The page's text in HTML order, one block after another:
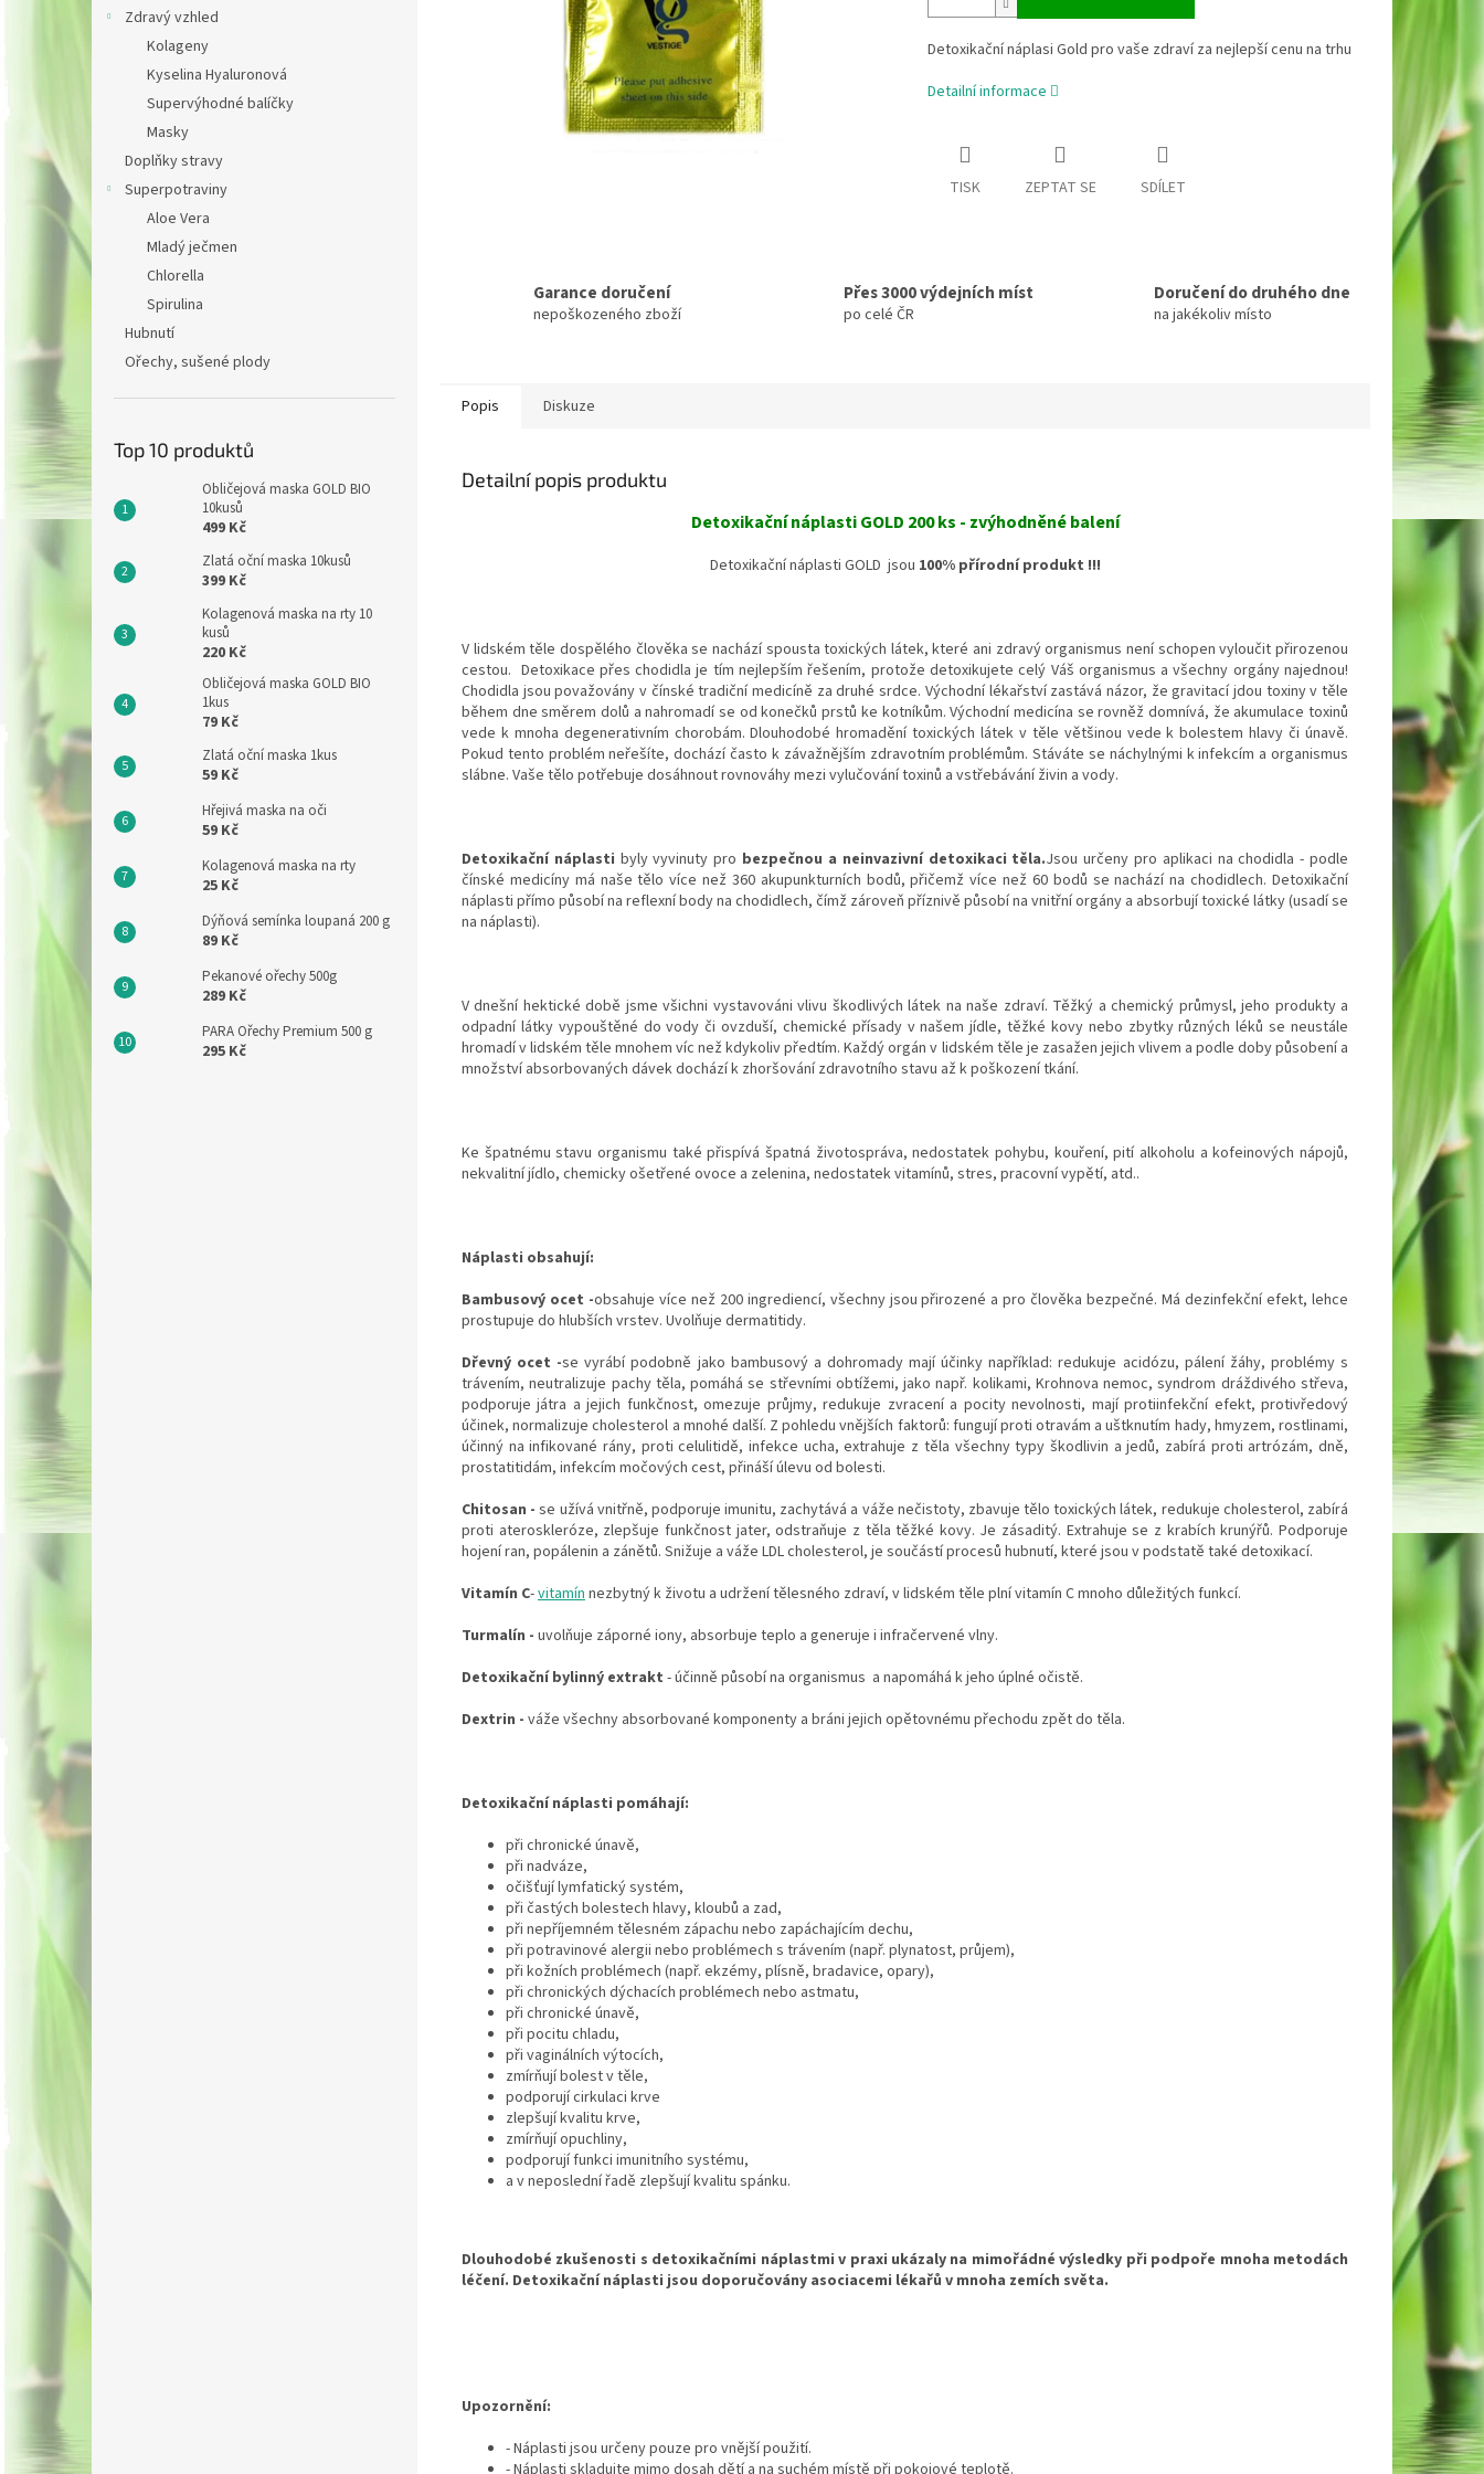
Zdravý vzhled
Kolageny
Kyselina Hyaluronová
Supervýhodné balíčky
Masky
Doplňky stravy
Superpotraviny
Aloe Vera
Mladý ječmen
Chlorella
Spirulina
Hubnutí
Ořechy, sušené plody
Top 10 produktů
Obličejová maska GOLD BIO
10kusů
499 Kč
Zlatá oční maska 10kusů
399 Kč
Kolagenová maska na rty 10
kusů
220 Kč
Obličejová maska GOLD BIO
1kus
79 Kč
Zlatá oční maska 1kus
59 Kč
Hřejivá maska na oči
59 Kč
Kolagenová maska na rty
25 Kč
Dýňová semínka loupaná 200 g
89 Kč
Pekanové ořechy 500g
289 Kč
PARA Ořechy Premium 500 g
295 Kč
Detoxikační náplasi Gold pro vaše zdraví za nejlepší cenu na trhu
Detailní informace
TISK ZEPTAT SE SDÍLET
Garance doručení
nepoškozeného zboží
Přes 3000 výdejních míst
po celé ČR
Doručení do druhého dne
na jakékoliv místo
Popis Diskuze
Detailní popis produktu
Detoxikační náplasti GOLD 200 ks - zvýhodněné balení
Detoxikační náplasti GOLD jsou 100% přírodní produkt !!!
V lidském těle dospělého člověka se nachází spousta toxických látek, které ani zdravý organismus není schopen vyloučit přirozenou
cestou. Detoxikace přes chodidla je tím nejlepším řešením, protože detoxikujete celý Váš organismus a všechny orgány najednou!
Chodidla jsou považovány v čínské tradiční medicíně za druhé srdce. Východní lékařství zastává názor, že gravitací jdou toxiny v těle
během dne směrem dolů a nahromadí se od konečků prstů ke kotníkům. Východní medicína se rovněž domnívá, že akumulace toxinů
vede k mnoha degenerativním chorobám. Dlouhodobé hromadění toxických látek v těle většinou vede k bolestem hlavy či únavě.
Pokud tento problém neřešíte, dochází často k závažnějším zdravotním problémům. Stáváte se náchylnými k infekcím a organismus
slábne. Vaše tělo potřebuje dosáhnout rovnováhy mezi vylučování toxinů a vstřebávání živin a vody.
Detoxikační náplasti byly vyvinuty pro bezpečnou a neinvazivní detoxikaci těla.Jsou určeny pro aplikaci na chodidla - podle
čínské medicíny má naše tělo více než 360 akupunkturních bodů, přičemž více než 60 bodů se nachází na chodidlech. Detoxikační
náplasti přímo působí na reflexní body na chodidlech, čímž zároveň příznivě působí na vnitřní orgány a absorbují toxické látky (usadí se
na náplasti).
V dnešní hektické době jsme všichni vystavováni vlivu škodlivých látek na naše zdraví. Těžký a chemický průmysl, jeho produkty a
odpadní látky vypouštěné do vody či ovzduší, chemické přísady v našem jídle, těžké kovy nebo zbytky různých léků se neustále
hromadí v lidském těle mnohem víc než kdykoliv předtím. Každý orgán v lidském těle je zasažen jejich vlivem a podle doby působení a
množství absorbovaných dávek dochází k zhoršování zdravotního stavu až k poškození tkání.
Ke špatnému stavu organismu také přispívá špatná životospráva, nedostatek pohybu, kouření, pití alkoholu a kofeinových nápojů,
nekvalitní jídlo, chemicky ošetřené ovoce a zelenina, nedostatek vitamínů, stres, pracovní vypětí, atd..
Náplasti obsahují:
Bambusový ocet -obsahuje více než 200 ingrediencí, všechny jsou přirozené a pro člověka bezpečné. Má dezinfekční efekt, lehce
prostupuje do hlubších vrstev. Uvolňuje dermatitidy.
Dřevný ocet -se vyrábí podobně jako bambusový a dohromady mají účinky například: redukuje acidózu, pálení žáhy, problémy s
trávením, neutralizuje pachy těla, pomáhá se střevními obtížemi, jako např. kolikami, Krohnova nemoc, syndrom dráždivého střeva,
podporuje játra a jejich funkčnost, omezuje průjmy, redukuje zvracení a pocity nevolnosti, mají protiinfekční efekt, protivředový
účinek, normalizuje cholesterol a mnohé další. Z pohledu vnějších faktorů: fungují proti otravám a uštknutím hady, hmyzem, rostlinami,
účinný na infikované rány, proti celulitidě, infekce ucha, extrahuje z těla všechny typy škodlivin a jedů, zabírá proti artrózám, dně,
prostatitidám, infekcím močových cest, přináší úlevu od bolesti.
Chitosan -se užívá vnitřně, podporuje imunitu, zachytává a váže nečistoty, zbavuje tělo toxických látek, redukuje cholesterol, zabírá
proti ateroskleróze, zlepšuje funkčnost jater, odstraňuje z těla těžké kovy. Je zásaditý. Extrahuje se z krabích krunýřů. Podporuje
hojení ran, popálenin a zánětů. Snižuje a váže LDL cholesterol, je součástí procesů hubnutí, které jsou v podstatě také detoxikací.
Vitamín C-vitamínnezbytný k životu a udržení tělesného zdraví, v lidském těle plní vitamín C mnoho důležitých funkcí.
Turmalín - uvolňuje záporné iony, absorbuje teplo a generuje i infračervené vlny.
Detoxikační bylinný extrakt - účinně působí na organismus a napomáhá k jeho úplné očistě.
Dextrin - váže všechny absorbované komponenty a bráni jejich opětovnému přechodu zpět do těla.
Detoxikační náplasti pomáhají:
při chronické únavě,
při nadváze,
očišťují lymfatický systém,
při častých bolestech hlavy, kloubů a zad,
při nepříjemném tělesném zápachu nebo zapáchajícím dechu,
při potravinové alergii nebo problémech s trávením (např. plynatost, průjem),
při kožních problémech (např. ekzémy, plísně, bradavice, opary),
při chronických dýchacích problémech nebo astmatu,
při chronické únavě,
při pocitu chladu,
při vaginálních výtocích,
zmírňují bolest v těle,
podporují cirkulaci krve
zlepšují kvalitu krve,
zmírňují opuchliny,
podporují funkci imunitního systému,
a v neposlední řadě zlepšují kvalitu spánku.
Dlouhodobé zkušenosti s detoxikačními náplastmi v praxi ukázaly na mimořádné výsledky při podpoře mnoha metodách
léčení. Detoxikační náplasti jsou doporučovány asociacemi lékařů v mnoha zemích světa.
Upozornění:
- Náplasti jsou určeny pouze pro vnější použití.